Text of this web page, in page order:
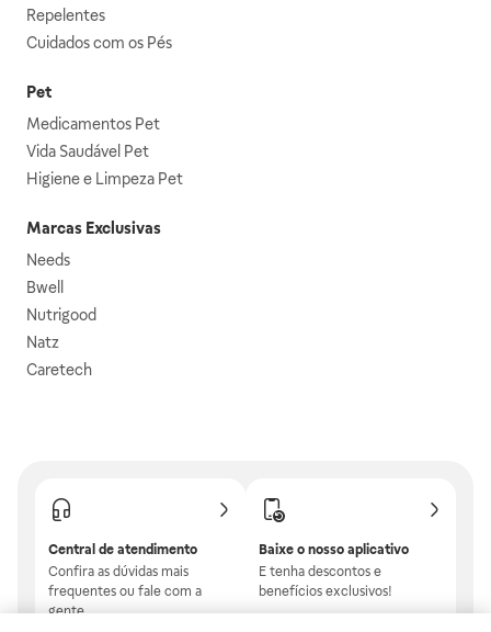
Repelentes
Cuidados com os Pés
Pet
Medicamentos Pet
Vida Saudável Pet
Higiene e Limpeza Pet
Marcas Exclusivas
Needs
Bwell
Nutrigood
Natz
Caretech
Central de atendimento
Confira as dúvidas mais
frequentes ou fale com a
gente.
Baixe o nosso aplicativo
E tenha descontos e
benefícios exclusivos!